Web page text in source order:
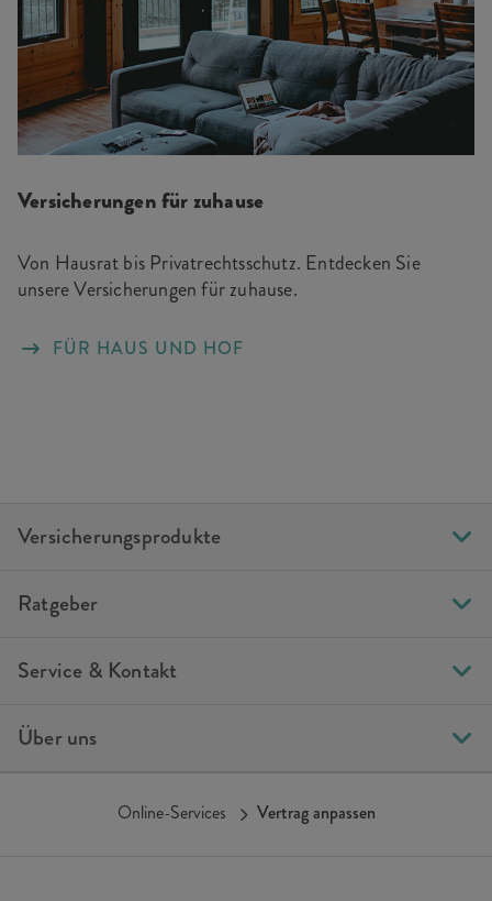
Versicherungen für zuhause
Von Hausrat bis Privatrechtsschutz. Entdecken Sie
unsere Versicherungen für zuhause.
FÜR HAUS UND HOF
Versicherungsprodukte
Ratgeber
Service & Kontakt
Über uns
Online-Services Vertrag anpassen